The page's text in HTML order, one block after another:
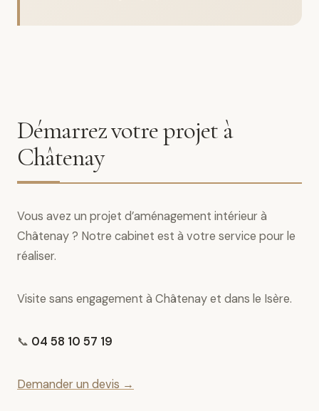
Démarrez votre projet à
Châtenay
Vous avez un projet d’aménagement intérieur à
Châtenay ? Notre cabinet est à votre service pour le
réaliser.
Visite sans engagement à Châtenay et dans le Isère.
📞 04 58 10 57 19
Demander un devis →